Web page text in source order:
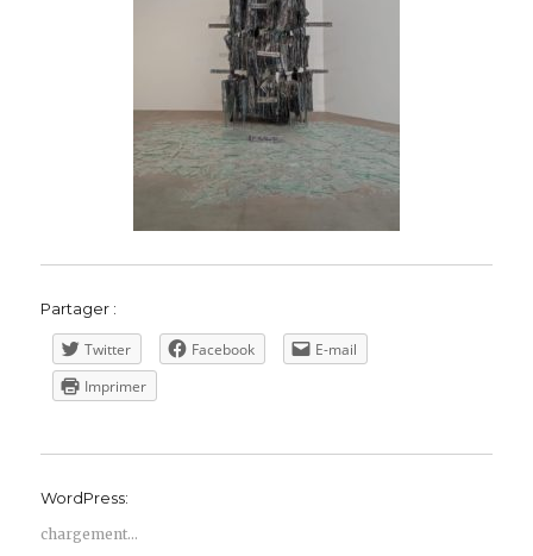
Partager :
Twitter Facebook
E-mail
Imprimer
WordPress:
chargement…